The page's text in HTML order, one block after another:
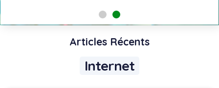
Articles Récents
Internet